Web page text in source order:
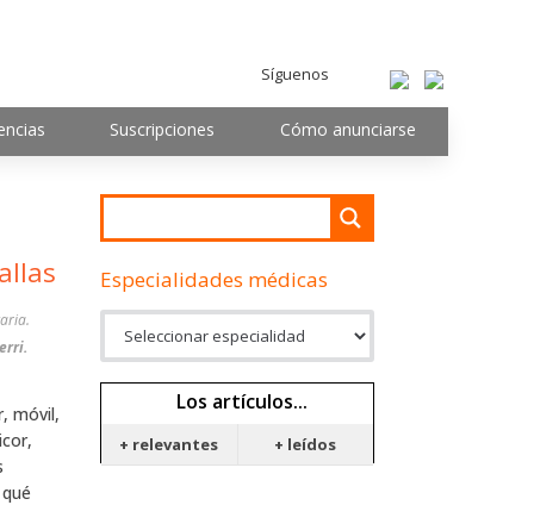
Síguenos
Suscripciones Cómo anunciarse
móvil,
Especialidades médicas
Los artículos...
+ relevantes + leídos